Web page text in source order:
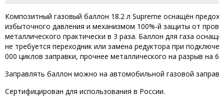
Композитный газовый баллон 18.2 л Supreme оснащён
избыточного давления и механизмом 100%-й защиты от
металлического практически в 3 раза. Баллон для газа
не требуется переходник или замена редуктора при
000 циклов заправки, прочнее металлического на разрыв на
Заправлять баллон можно на автомобильной газовой
Сертифицирован для использования в России.